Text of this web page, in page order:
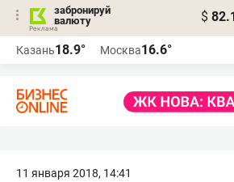
забронируй
валюту
$
Казань18.9° Москва16.6°
11 января 2018, 14:41